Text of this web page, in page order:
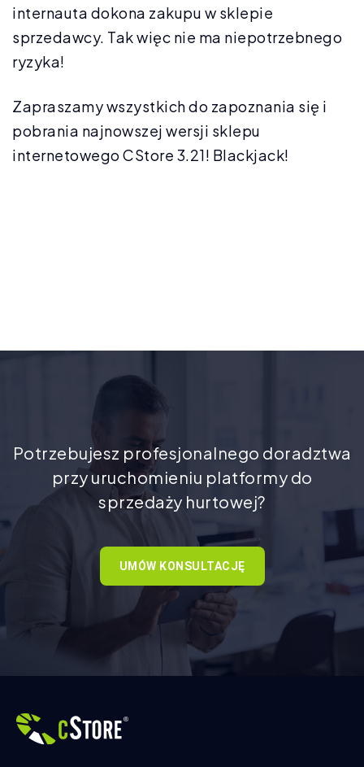
internauta dokona zakupu w sklepie
sprzedawcy. Tak więc nie ma niepotrzebnego
ryzyka!
Zapraszamy wszystkich do zapoznania się i
pobrania najnowszej wersji sklepu
internetowego CStore 3.21! Blackjack!
Potrzebujesz profesjonalnego doradztwa
przy uruchomieniu platformy do
sprzedaży hurtowej?
UMÓW KONSULTACJĘ